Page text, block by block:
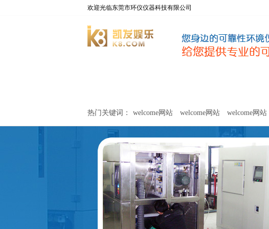
欢迎光临东莞市环仪仪器科技有限公司
关于环仪 联系环仪
热门关键词： welcome网站 welcome网站 welcome网站
网站 welcome网站